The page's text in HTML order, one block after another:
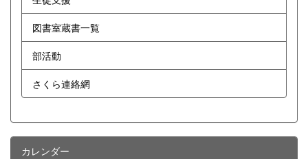
図書室蔵書一覧
部活動
さくら連絡網
カレンダー